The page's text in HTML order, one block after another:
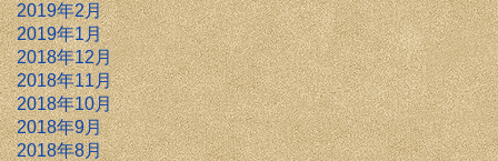
2019年2月
2019年1月
2018年12月
2018年11月
2018年10月
2018年9月
2018年8月